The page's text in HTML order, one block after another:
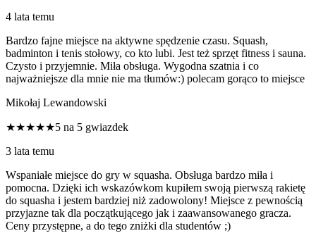
4 lata temu
Bardzo fajne miejsce na aktywne spędzenie czasu. Squash,
badminton i tenis stołowy, co kto lubi. Jest też sprzęt fitness i sauna.
Czysto i przyjemnie. Miła obsługa. Wygodna szatnia i co
najważniejsze dla mnie nie ma tłumów:) polecam gorąco to miejsce
Mikołaj Lewandowski
★★★★★5 na 5 gwiazdek
3 lata temu
Wspaniałe miejsce do gry w squasha. Obsługa bardzo miła i
pomocna. Dzięki ich wskazówkom kupiłem swoją pierwszą rakietę
do squasha i jestem bardziej niż zadowolony! Miejsce z pewnością
przyjazne tak dla początkującego jak i zaawansowanego gracza.
Ceny przystępne, a do tego zniżki dla studentów ;)